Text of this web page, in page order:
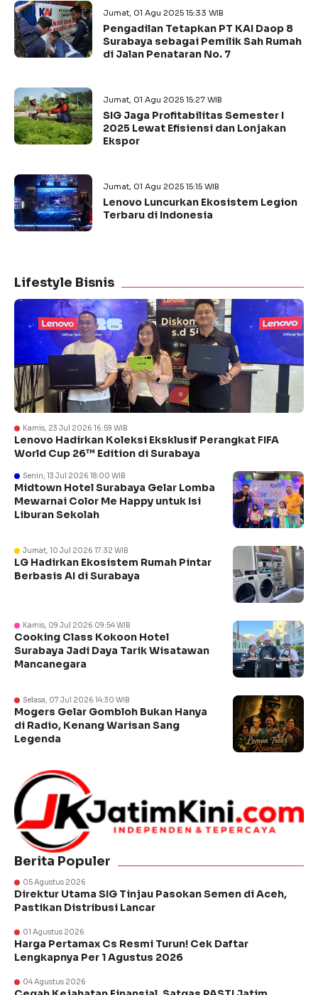
Jumat, 01 Agu 2025 15:33 WIB
Pengadilan Tetapkan PT KAI Daop 8
Surabaya sebagai Pemilik Sah Rumah
di Jalan Penataran No. 7
Jumat, 01 Agu 2025 15:27 WIB
SIG Jaga Profitabilitas Semester I
2025 Lewat Efisiensi dan Lonjakan
Ekspor
Jumat, 01 Agu 2025 15:15 WIB
Lenovo Luncurkan Ekosistem Legion
Terbaru di Indonesia
Lifestyle Bisnis
Kamis, 23 Jul 2026 16:59 WIB
Lenovo Hadirkan Koleksi Eksklusif Perangkat FIFA
World Cup 26™ Edition di Surabaya
Senin, 13 Jul 2026 18:00 WIB
Midtown Hotel Surabaya Gelar Lomba
Mewarnai Color Me Happy untuk Isi
Liburan Sekolah
Jumat, 10 Jul 2026 17:32 WIB
LG Hadirkan Ekosistem Rumah Pintar
Berbasis AI di Surabaya
Kamis, 09 Jul 2026 09:54 WIB
Cooking Class Kokoon Hotel
Surabaya Jadi Daya Tarik Wisatawan
Mancanegara
Selasa, 07 Jul 2026 14:30 WIB
Mogers Gelar Gombloh Bukan Hanya
di Radio, Kenang Warisan Sang
Legenda
Berita Populer
05 Agustus 2026
Direktur Utama SIG Tinjau Pasokan Semen di Aceh,
Pastikan Distribusi Lancar
01 Agustus 2026
Harga Pertamax Cs Resmi Turun! Cek Daftar
Lengkapnya Per 1 Agustus 2026
04 Agustus 2026